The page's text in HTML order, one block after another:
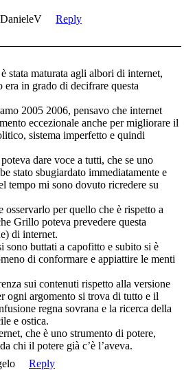
DanieleV Reply
stata maturata agli albori di internet,
era in grado di decifrare questa
2005 2006, pensavo che internet
eccezionale anche per migliorare il
sistema imperfetto e quindi
dare voce a tutti, che se uno
stato sbugiardato immediatamente e
tempo mi sono dovuto ricredere su
osservarlo per quello che è rispetto a
Grillo poteva prevedere questa
di internet.
sono buttati a capofitto e subito si è
di conformare e appiattire le menti
sui contenuti rispetto alla versione
ogni argomento si trova di tutto e il
regna sovrana e la ricerca della
e ostica.
che è uno strumento di potere,
chi il potere già c’è l’aveva.
Reply